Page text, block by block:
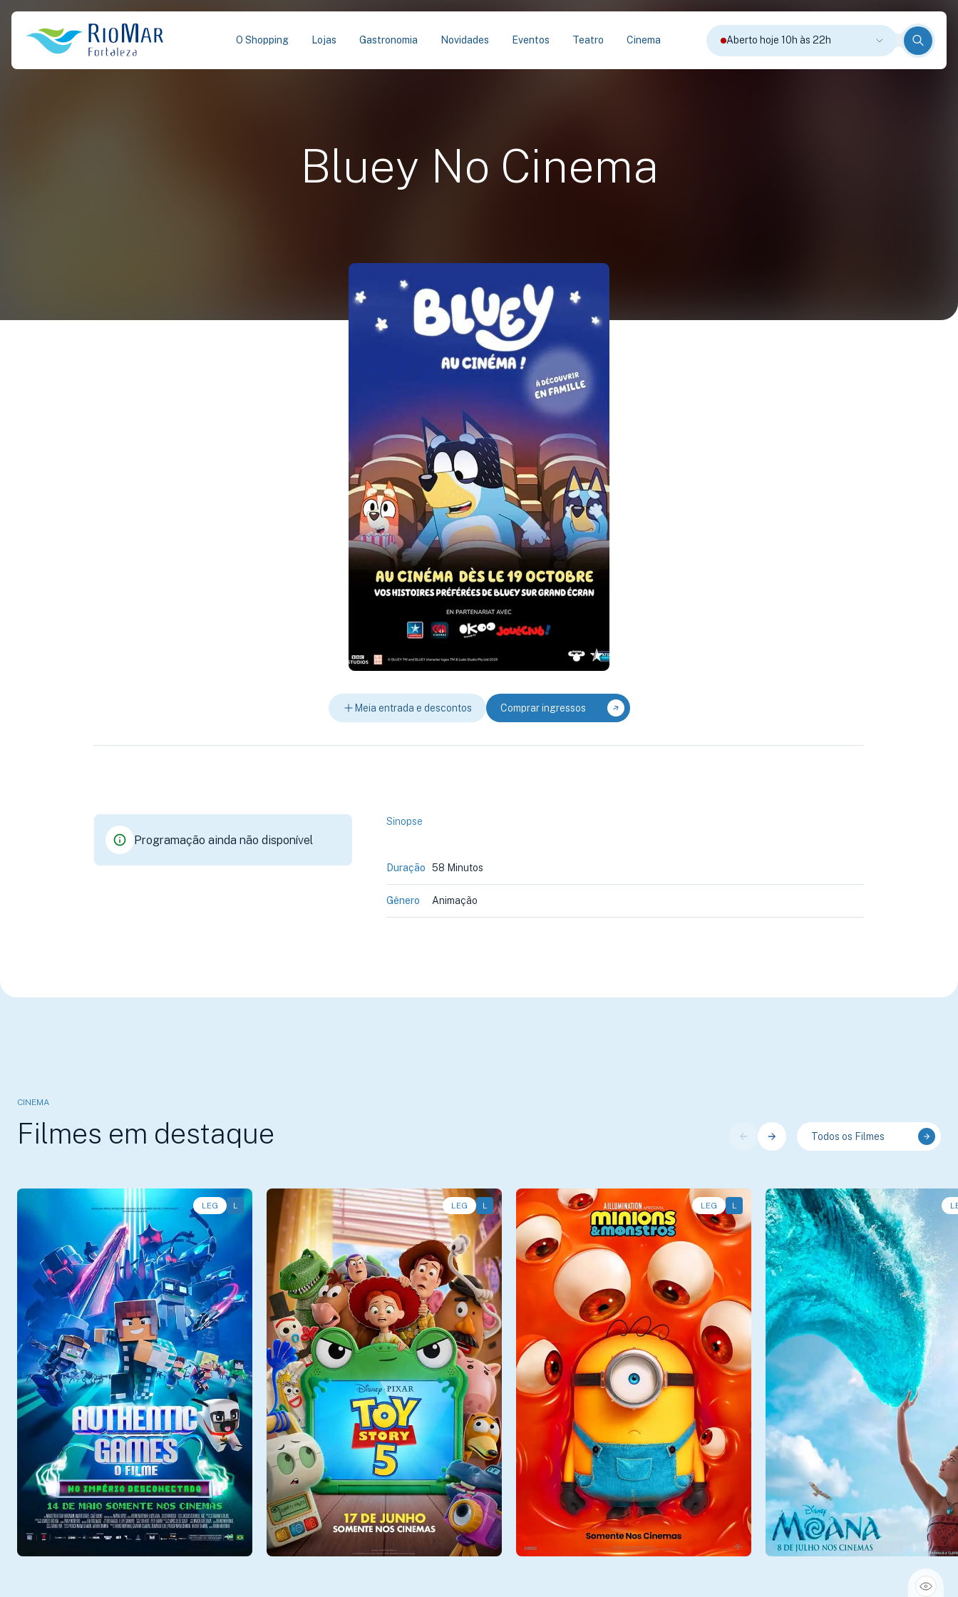
O Shopping Lojas Gastronomia Novidades Eventos Teatro Cinema Aberto hoje 10h às 22h
Bluey No Cinema
Meia entrada e descontos Comprar ingressos
Programação ainda não disponível
Sinopse
Duração 58 Minutos
Gênero Animação
CINEMA
Filmes em destaque Todos os Filmes
LEG L
Qui - 06/08
Sala 2 12:25
LEG L
Qui - 06/08
Sala 9 14:00, 16:30, 19:00
LEG L
Qui - 06/08
Sala 10 13:30
Qui - 06/08
Sala 10 15:45